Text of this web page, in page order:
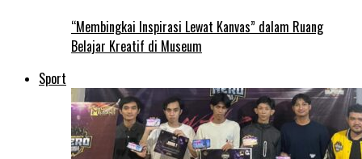
“Membingkai Inspirasi Lewat Kanvas” dalam Ruang
Belajar Kreatif di Museum
Sport